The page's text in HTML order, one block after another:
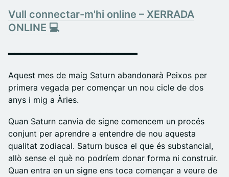
Vull connectar-m'hi online – XERRADA
ONLINE 💻
━━━━━━━━━━━━━━━━━━━━━
​Aquest mes de maig Saturn abandonarà Peixos per
primera vegada per començar un nou cicle de dos
anys i mig a Àries.
​Quan Saturn canvia de signe comencem un procés
conjunt per aprendre a entendre de nou aquesta
qualitat zodiacal. Saturn busca el que és substancial,
allò sense el què no podríem donar forma ni construir.
Quan entra en un signe ens toca començar a veure de